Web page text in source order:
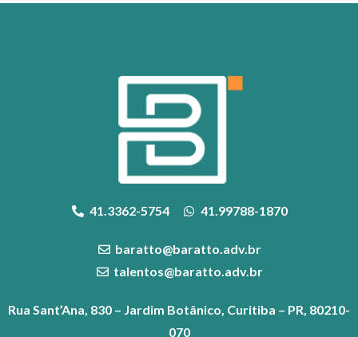
41.3362-5754 41.99788-1870
baratto@baratto.adv.br
talentos@baratto.adv.br
Rua Sant’Ana, 830 – Jardim Botânico, Curitiba – PR, 80210-
070